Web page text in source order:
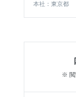
本社： 東京都
※ 閲